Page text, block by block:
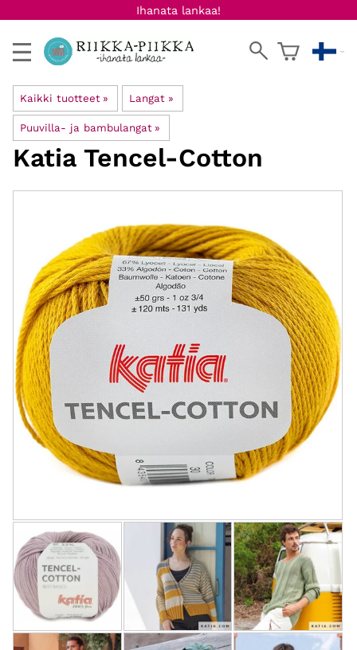
Ihanata lankaa!
Kaikki tuotteet ‪» Langat ‪»
Puuvilla- ja bambulangat ‪»
Katia Tencel-Cotton